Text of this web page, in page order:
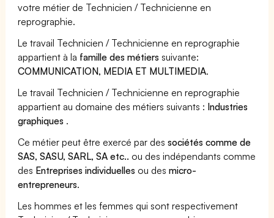
votre métier de Technicien / Technicienne en
reprographie.
Le travail Technicien / Technicienne en reprographie
appartient à la famille des métiers suivante:
COMMUNICATION, MEDIA ET MULTIMEDIA.
Le travail Technicien / Technicienne en reprographie
appartient au domaine des métiers suivants : Industries
graphiques .
Ce métier peut être exercé par dessociétés comme de
SAS, SASU, SARL, SA etc.. ou des indépendants comme
des Entreprises individuelles ou desmicro-
entrepreneurs.
Les hommes et les femmes qui sont respectivement